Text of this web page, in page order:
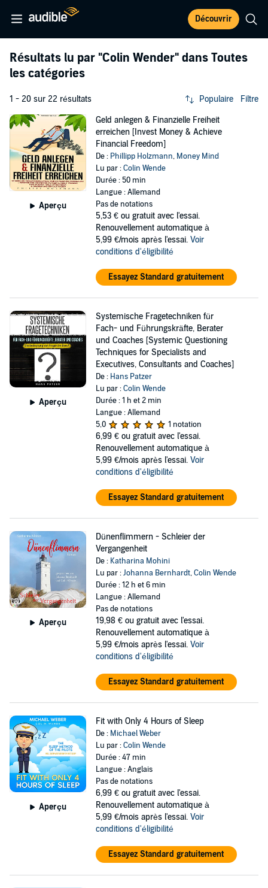
Découvrir
Résultats lu par "Colin Wender" dans Toutes
les catégories
1 - 20 sur 22 résultats Populaire Filtre
Aperçu
Geld anlegen & Finanzielle Freiheit
erreichen [Invest Money & Achieve
Financial Freedom]
De : Phillipp Holzmann, Money Mind
Lu par :Colin Wende
Durée : 50 min
Langue : Allemand
Pas de notations
5,53 € ou gratuit avec l'essai.
Renouvellement automatique à
5,99 €/mois après l'essai. Voir
conditions d'éligibilité
Essayez Standard gratuitement
Aperçu
Systemische Fragetechniken für
Fach- und Führungskräfte, Berater
und Coaches [Systemic Questioning
Techniques for Specialists and
Executives, Consultants and Coaches]
De : Hans Patzer
Lu par :Colin Wende
Durée : 1 h et 2 min
Langue : Allemand
5,0
1 notation
6,99 € ou gratuit avec l'essai.
Renouvellement automatique à
5,99 €/mois après l'essai. Voir
conditions d'éligibilité
Essayez Standard gratuitement
Aperçu
Dünenflimmern - Schleier der
Vergangenheit
De : Katharina Mohini
Lu par :Johanna Bernhardt,Colin Wende
Durée : 12 h et 6 min
Langue : Allemand
Pas de notations
19,98 € ou gratuit avec l'essai.
Renouvellement automatique à
5,99 €/mois après l'essai. Voir
conditions d'éligibilité
Essayez Standard gratuitement
Aperçu
Fit with Only 4 Hours of Sleep
De : Michael Weber
Lu par :Colin Wende
Durée : 47 min
Langue : Anglais
Pas de notations
6,99 € ou gratuit avec l'essai.
Renouvellement automatique à
5,99 €/mois après l'essai. Voir
conditions d'éligibilité
Essayez Standard gratuitement